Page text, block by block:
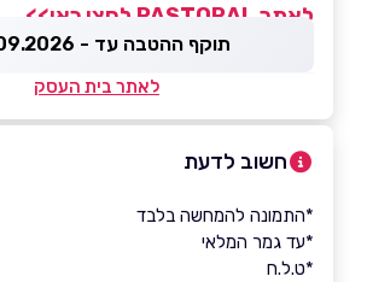
לאתר PASTORAL לחצו כאן>>
תוקף ההטבה עד - 09.09.2026
לאתר בית העסק
חשוב לדעת
*התמונה להמחשה בלבד
*עד גמר המלאי
*ט.ל.ח